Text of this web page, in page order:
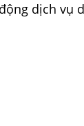
dịch